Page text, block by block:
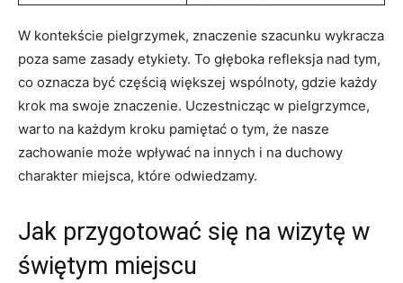
W⁤ kontekście pielgrzymek,​ znaczenie szacunku wykracza​
poza ⁣same⁣ zasady⁢ etykiety. To ‌głęboka refleksja nad tym,‍
co oznacza być częścią większej ⁣wspólnoty,​ gdzie każdy⁣
krok ma swoje​ znaczenie.‍ Uczestnicząc w pielgrzymce,
warto na każdym kroku‍ pamiętać o⁤ tym, że nasze
zachowanie może wpływać ⁤na innych i na duchowy⁣
charakter⁤ miejsca, które odwiedzamy.
Jak przygotować​ się na ‍wizytę ‌w
świętym miejscu